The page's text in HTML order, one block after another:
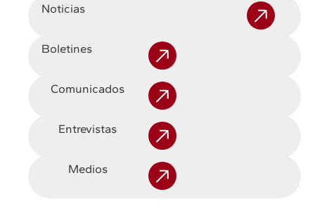
Noticias
Boletines
Comunicados
Entrevistas
Medios